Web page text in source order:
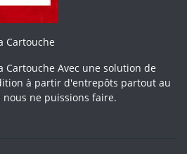
Cartouche
Cartouche Avec une solution de
à partir d'entrepôts partout au
ne puissions faire.